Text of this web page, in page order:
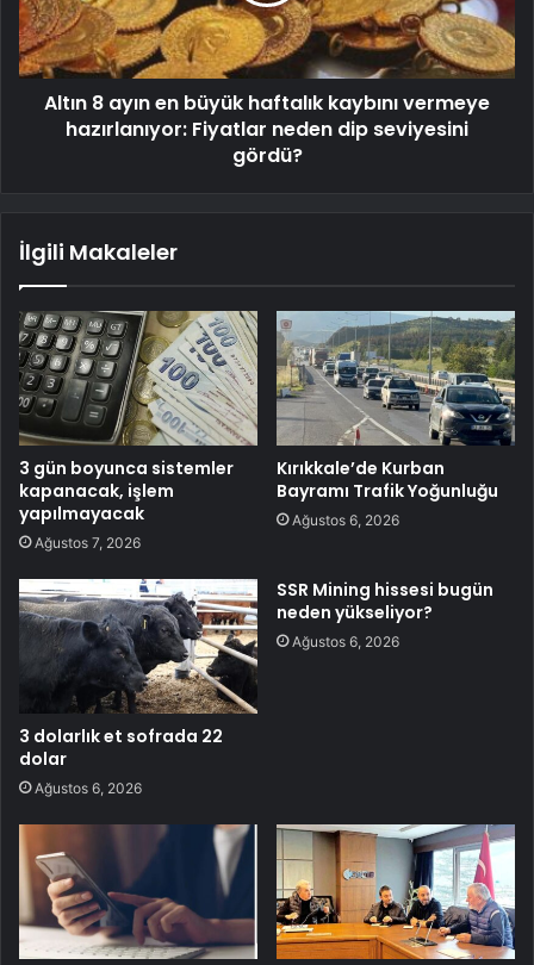
Altın 8 ayın en büyük haftalık kaybını vermeye
hazırlanıyor: Fiyatlar neden dip seviyesini
gördü?
İlgili Makaleler
3 gün boyunca sistemler
kapanacak, işlem
yapılmayacak
Ağustos 7, 2026
Kırıkkale’de Kurban
Bayramı Trafik Yoğunluğu
Ağustos 6, 2026
3 dolarlık et sofrada 22
dolar
Ağustos 6, 2026
SSR Mining hissesi bugün
neden yükseliyor?
Ağustos 6, 2026